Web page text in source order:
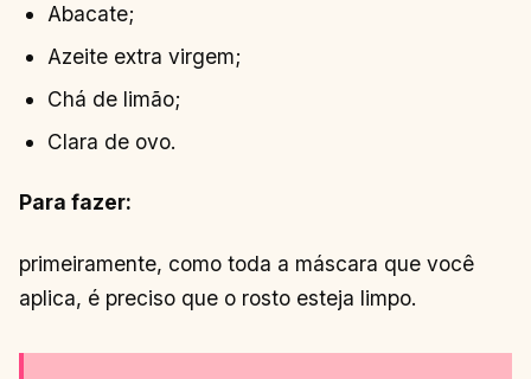
Abacate;
Azeite extra virgem;
Chá de limão;
Clara de ovo.
Para fazer:
primeiramente, como toda a máscara que você
aplica, é preciso que o rosto esteja limpo.